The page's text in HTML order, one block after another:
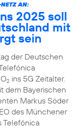
AN:
2025 soll
mit
sein
der Deutschen
2ins 5G Zeitalter.
dem Bayerischen
Markus Söder
des Münchener
Telefónica